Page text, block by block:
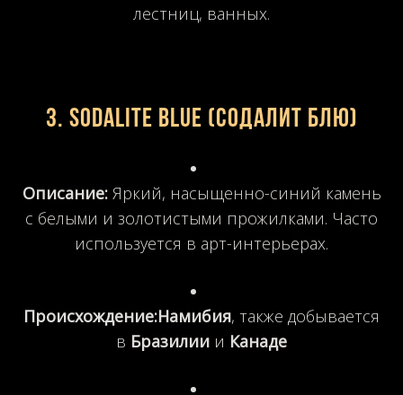
лестниц, ванных.
3. Sodalite Blue (Содалит Блю)
Описание:Яркий, насыщенно-синий камень
с белыми и золотистыми прожилками. Часто
используется в арт-интерьерах.
Происхождение:Намибия, также добывается
в Бразилии и Канаде